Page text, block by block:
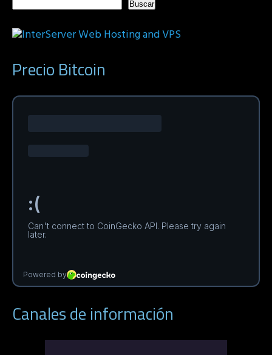
Buscar
Precio Bitcoin
Canales de información